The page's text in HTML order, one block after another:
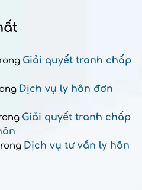
Giải quyết tranh chấp
Dịch vụ ly hôn đơn
Giải quyết tranh chấp
Dịch vụ tư vấn ly hôn